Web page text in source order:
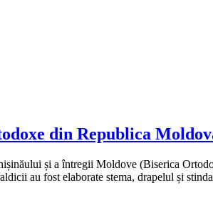
din Republica
și a întregii Moldove (Biserica
au fost elaborate stema, drapelul și